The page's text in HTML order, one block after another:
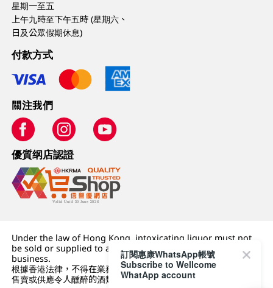
星期一至五
上午九時至下午五時 (星期六、
日及公眾假期休息)
付款方式
關注我們
優質纲店認證
Under the law of Hong Kong, intoxicating liquor must not
be sold or supplied to a minor (under 18) in the course of
business.
根據香港法律，不得在業務過程中，向未成年人 (18 歲以下人士)
售賣或供應令人醺醉的酒類。
訂閱惠康WhatsApp帳號
Subscribe to Wellcome
WhatApp account